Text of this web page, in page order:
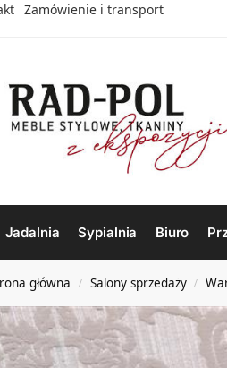
Zamówienie i transport
Jadalnia Sypialnia Biuro
główna / Salony sprzedaży /